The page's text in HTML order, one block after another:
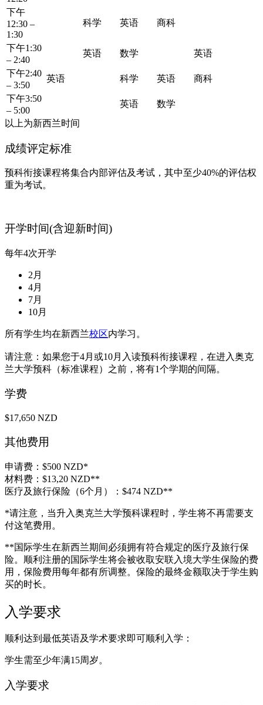
下午
12:30 –
1:30
科学 英语 商科
下午1:30
– 2:40
英语 数学
英语
下午2:40
– 3:50
英语 科学 英语
商科
下午3:50
– 5:00
英语
数学
以上为新西兰时间
成绩评定标准
预科衔接课程将集合内部评估及考试，其中至少40%的评估权
重为考试。
开学时间(含迎新时间)
每年4次开学
2月
4月
7月
10月
所有学生均在新西兰校区内学习。
请注意：如果您于4月或10月入读预科衔接课程，在进入奥克
兰大学预科（标准课程）之前，将有1个学期的间隔。
学费
$17,650 NZD
其他费用
申请费：$500 NZD*
材料费：$13,20 NZD**
医疗及旅行保险（6个月）：$474 NZD**
*请注意，当升入奥克兰大学预科课程时，学生将不再需要支
付这笔费用。
**国际学生在新西兰期间必须拥有符合规定的医疗及旅行保
险。顺利注册的国际学生将会被收取安联入境大学生保险的费
用，保险费用每年都有所调整。保险的最终金额取决于学生购
买的时长。
入学要求
顺利达到最低英语及学术要求即可顺利入学：
学生需至少年满15周岁。
入学要求